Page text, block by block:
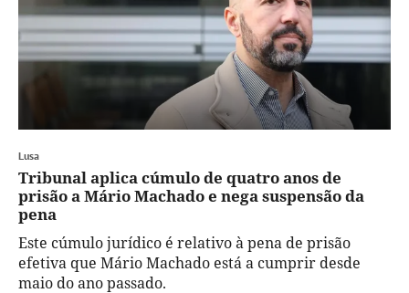
Lusa
Tribunal aplica cúmulo de quatro anos de
prisão a Mário Machado e nega suspensão da
pena
Este cúmulo jurídico é relativo à pena de prisão
efetiva que Mário Machado está a cumprir desde
maio do ano passado.